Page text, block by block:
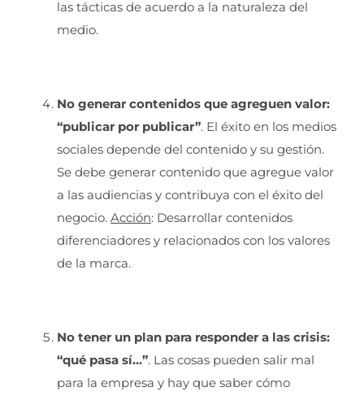
las tácticas de acuerdo a la naturaleza del
medio.
No generar contenidos que agreguen valor:
“publicar por publicar”. El éxito en los medios
sociales depende del contenido y su gestión.
Se debe generar contenido que agregue valor
a las audiencias y contribuya con el éxito del
negocio. Acción: Desarrollar contenidos
diferenciadores y relacionados con los valores
de la marca.
No tener un plan para responder a las crisis:
“qué pasa sí…”. Las cosas pueden salir mal
para la empresa y hay que saber cómo